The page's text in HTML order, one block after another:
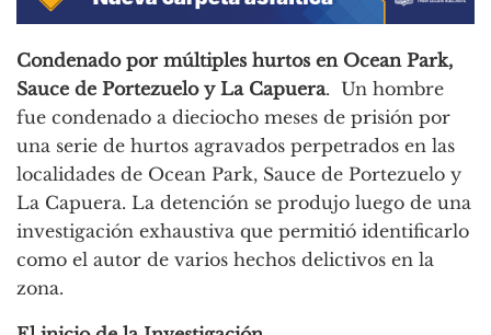
Condenado por múltiples hurtos en Ocean Park,
Sauce de Portezuelo y La Capuera. Un hombre
fue condenado a dieciocho meses de prisión por
una serie de hurtos agravados perpetrados en las
localidades de Ocean Park, Sauce de Portezuelo y
La Capuera. La detención se produjo luego de una
investigación exhaustiva que permitió identificarlo
como el autor de varios hechos delictivos en la
zona.